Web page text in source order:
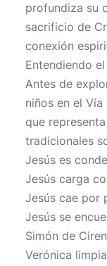
profundiza su
sacrificio de
conexión
Entendiendo
Antes de
niños en el
que
tradicionales
Jesús es
Jesús carga
Jesús cae por
Jesús se
Simón de
Verónica